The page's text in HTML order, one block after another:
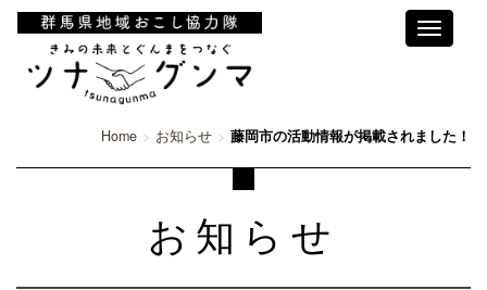
Toggle
Home お知らせ 藤岡市の活動情報が掲載されました！
お知らせ